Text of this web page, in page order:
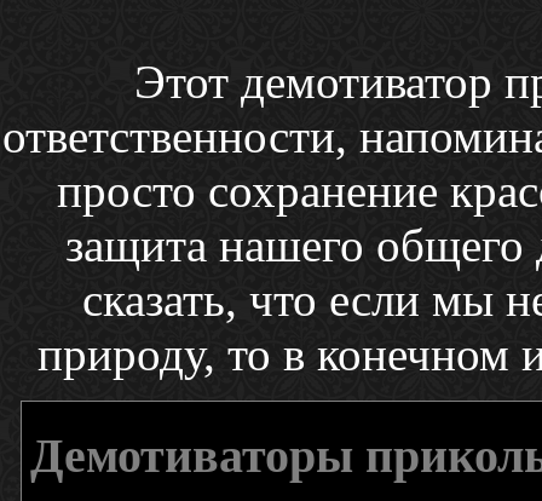
Этот демотиватор
ответственности,
просто сохранение
защита нашего
сказать, что если мы
природу, то в конечном
Демотиваторы